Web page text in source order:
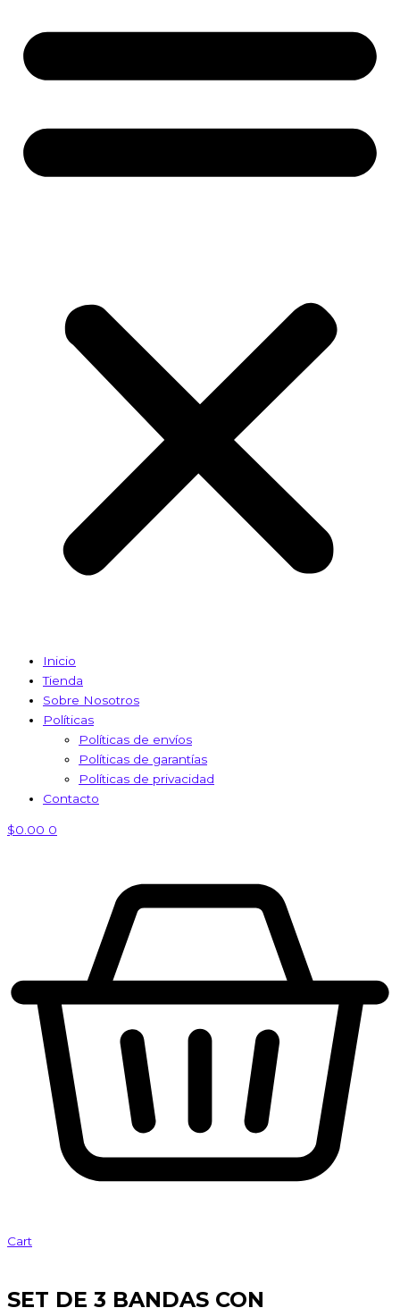
Inicio
Tienda
Sobre Nosotros
Políticas
Políticas de envíos
Políticas de garantías
Políticas de privacidad
Contacto
$0.00 0
Cart
SET DE 3 BANDAS CON